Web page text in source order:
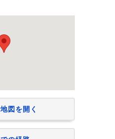
図を開く